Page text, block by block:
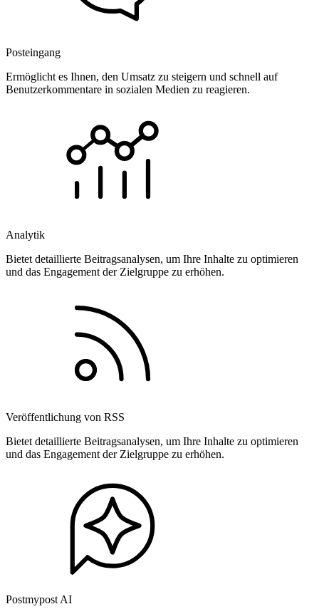
Posteingang
Ermöglicht es Ihnen, den Umsatz zu steigern und schnell auf
Benutzerkommentare in sozialen Medien zu reagieren.
Analytik
Bietet detaillierte Beitragsanalysen, um Ihre Inhalte zu optimieren
und das Engagement der Zielgruppe zu erhöhen.
Veröffentlichung von RSS
Bietet detaillierte Beitragsanalysen, um Ihre Inhalte zu optimieren
und das Engagement der Zielgruppe zu erhöhen.
Postmypost AI